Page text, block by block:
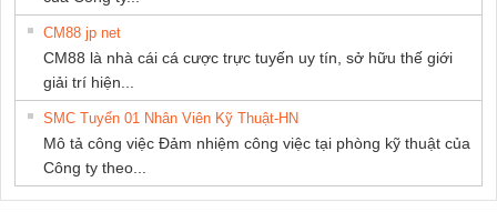
CM88 jp net
CM88 là nhà cái cá cược trực tuyến uy tín, sở hữu thế giới
giải trí hiện...
SMC Tuyển 01 Nhân Viên Kỹ Thuật-HN
Mô tả công việc Đảm nhiệm công việc tại phòng kỹ thuật của
Công ty theo...